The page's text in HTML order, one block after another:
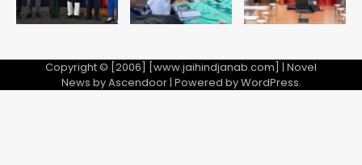
Copyright © [2006] [www.jaihindjanab.com] | Novel
News byAscendoor| Powered byWordPress.